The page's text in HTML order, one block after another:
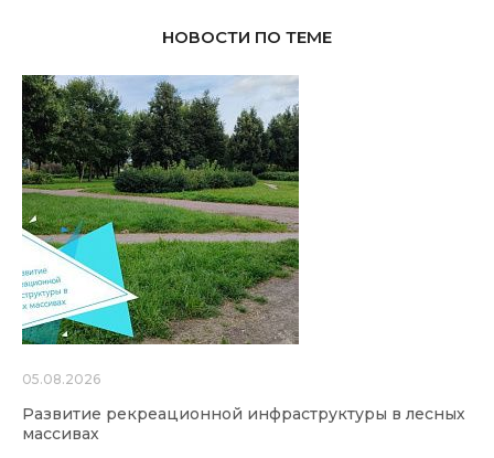
НОВОСТИ ПО ТЕМЕ
05.08.2026
Развитие рекреационной инфраструктуры в лесных
массивах